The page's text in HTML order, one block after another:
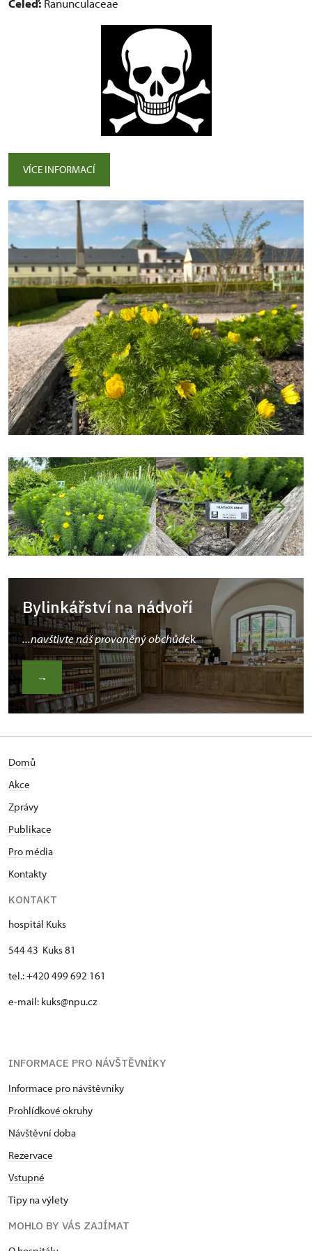
Čeleď: Ranunculaceae
VÍCE INFORMACÍ
Bylinkářství na nádvoří
...navštivte náš provoněný obchůdek
→
Domů
Akce
Zprávy
Publikace
Pro média
Kontakty
KONTAKT
hospitál Kuks
544 43 Kuks 81
tel.: +420 499 692 161
e-mail: kuks@npu.cz
INFORMACE PRO NÁVŠTĚVNÍKY
Informace pro návštěvníky
Prohlídkové okruhy
Návštěvní doba
Rezervace
Vstupné
Tipy na výlety
MOHLO BY VÁS ZAJÍMAT